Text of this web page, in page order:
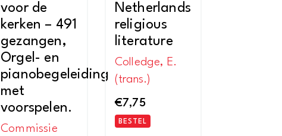
voor de
kerken – 491
gezangen,
Orgel- en
pianobegeleiding
met
voorspelen.
Commissie
Netherlands
religious
literature
Colledge, E.
(trans.)
€7,75
BESTEL